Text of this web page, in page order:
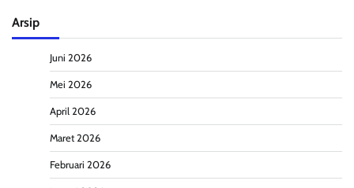
Arsip
Juni 2026
Mei 2026
April 2026
Maret 2026
Februari 2026